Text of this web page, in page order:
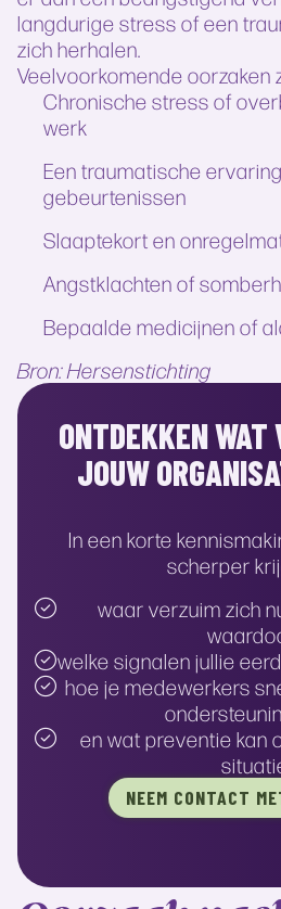
langdurige stress of een
zich herhalen.
Veelvoorkomende oorzaken
Chronische stress of
werk
Een traumatische
gebeurtenissen
Slaaptekort en
Angstklachten of
Bepaalde medicijnen of
Bron: Hersenstichting
ONTDEKKEN WAT
JOUW
In een korte
scherper
waar verzuim zich
welke signalen jullie
hoe je medewerkers
en wat preventie kan
NEEM CONTACT